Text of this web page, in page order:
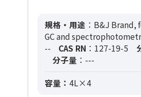
規格・用途 ：B&J Brand,
GC and
--
CAS RN ：127-19-5
分子量 ：---
容量： 4L×4